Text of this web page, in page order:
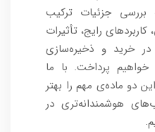
جزئیات ترکیب
رایج، تأثیرات
خرید و ذخیره‌سازی
خواهیم پرداخت. با ما
دو ماده‌ی مهم را بهتر
هوشمندانه‌تری در